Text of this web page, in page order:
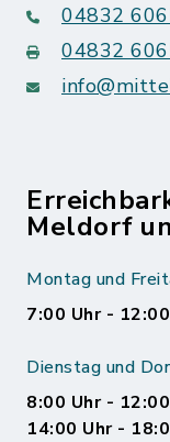
04832
04832
Meldorf
Montag und
7:00 Uhr -
Dienstag und
8:00 Uhr -
14:00 Uhr -